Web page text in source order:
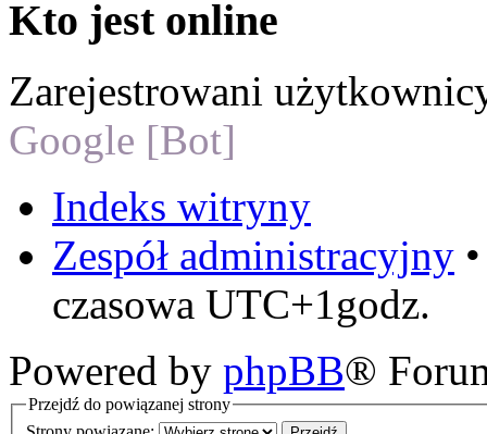
Kto jest online
Zarejestrowani
Google [Bot]
Indeks witryny
Zespół administracyjny
czasowa UTC+1godz.
Powered by phpBB®
Przejdź do powiązanej strony